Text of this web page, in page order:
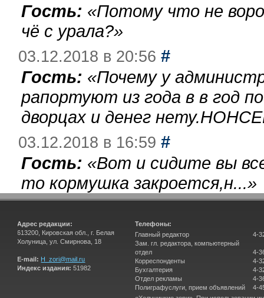
Гость: «Потому что не
чё с урала?»
03.12.2018 в 20:56 #
Гость: «Почему у
рапортуют из года в в год
дворцах и денег
03.12.2018 в 16:59 #
Гость: «Вот и сидите вы
то кормушка закроется,н...»
Адрес редакции:
613200, Кировская обл., г. Белая
Холуница, ул. Смирнова, 18
E-mail: H_zori@mail.ru
Индекс издания: 51982
Телефоны:
Главный редактор
Зам. гл. редактора, компьютерный
отдел
Корреспонденты
Бухгалтерия
Отдел рекламы
Полиграфуслуги, прием объявлений
4-
4-
4-
4-
4-
4-